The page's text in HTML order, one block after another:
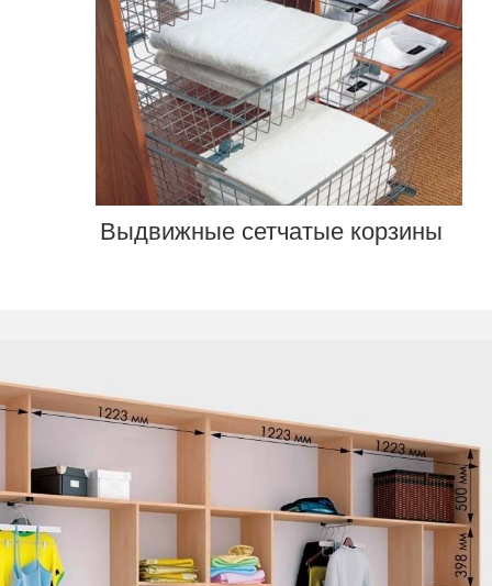
Выдвижные сетчатые корзины